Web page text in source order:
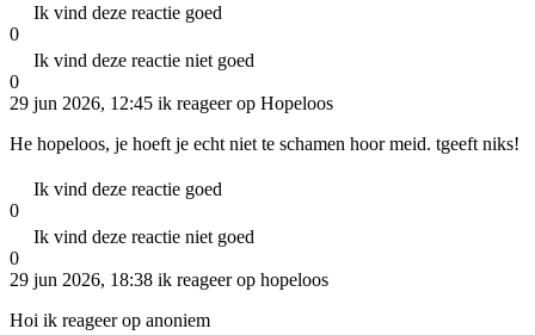
Ik vind deze reactie goed
0
Ik vind deze reactie niet goed
0
29 jun 2026, 12:45 ik reageer op Hopeloos
He hopeloos, je hoeft je echt niet te schamen hoor meid. tgeeft niks!
Ik vind deze reactie goed
0
Ik vind deze reactie niet goed
0
29 jun 2026, 18:38 ik reageer op hopeloos
Hoi ik reageer op anoniem